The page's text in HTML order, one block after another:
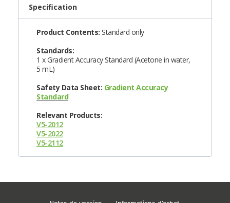
Specification
Product Contents: Standard only
Standards:
1 x Gradient Accuracy Standard (Acetone in water,
5 mL)
Safety Data Sheet: Gradient Accuracy
Standard
Relevant Products:
V5-2012
V5-2022
V5-2112